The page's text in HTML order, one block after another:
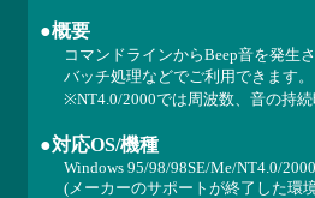
●概要
コマンドラインからBeep音を発生
バッチ処理などでご利用できます。
※NT4.0/2000では周波数、音の持続
●対応OS/機種
Windows 95/98/98SE/Me/NT4.0/
(メーカーのサポートが終了した環